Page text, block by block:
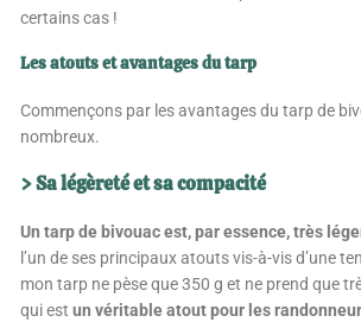
certains cas !
Les atouts et avantages du tarp
Commençons par les avantages du tarp de
nombreux.
> Sa légèreté et sa compacité
Un tarp de bivouac est, par essence, très
l’un de ses principaux atouts vis-à-vis d’une
mon tarp ne pèse que 350 g et ne prend que
qui estun véritable atout pour les